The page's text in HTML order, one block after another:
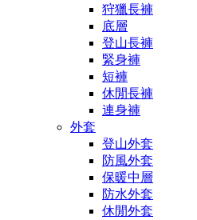
狩獵長褲
底層
登山長褲
緊身褲
短褲
休閒長褲
連身褲
外套
登山外套
防風外套
保暖中層
防水外套
休閒外套